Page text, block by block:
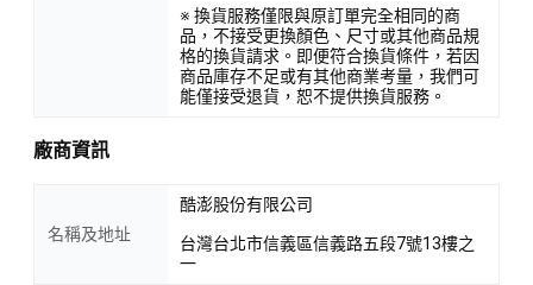
※ 換貨服務僅限與原訂單完全相同的商
品，不接受更換顏色、尺寸或其他商品規
格的換貨請求。即便符合換貨條件，若因
商品庫存不足或有其他商業考量，我們可
能僅接受退貨，恕不提供換貨服務。
廠商資訊
名稱及地址
酷澎股份有限公司
台灣台北市信義區信義路五段7號13樓之
一